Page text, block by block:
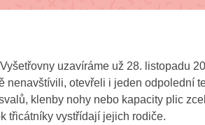
uzavíráme už 28. listopadu
nenavštívili, otevřeli i jeden odpolední
klenby nohy nebo kapacity plic
třicátníky vystřídají jejich rodiče.